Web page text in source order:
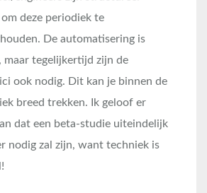
deze periodiek te
De automatisering is
maar tegelijkertijd zijn de
ook nodig. Dit kan je binnen de
breed trekken. Ik geloof er
dat een beta-studie uiteindelijk
nodig zal zijn, want techniek is